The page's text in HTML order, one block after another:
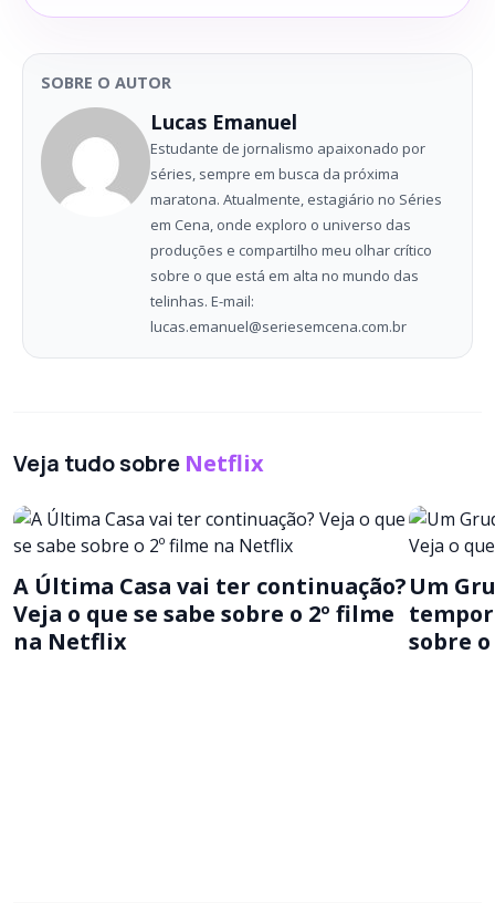
SOBRE O AUTOR
Lucas Emanuel
Estudante de jornalismo apaixonado por
séries, sempre em busca da próxima
maratona. Atualmente, estagiário no Séries
em Cena, onde exploro o universo das
produções e compartilho meu olhar crítico
sobre o que está em alta no mundo das
telinhas. E-mail:
lucas.emanuel@seriesemcena.com.br
Veja tudo sobre Netflix
A Última Casa vai ter continuação?
Veja o que se sabe sobre o 2º filme
na Netflix
Um
sobre